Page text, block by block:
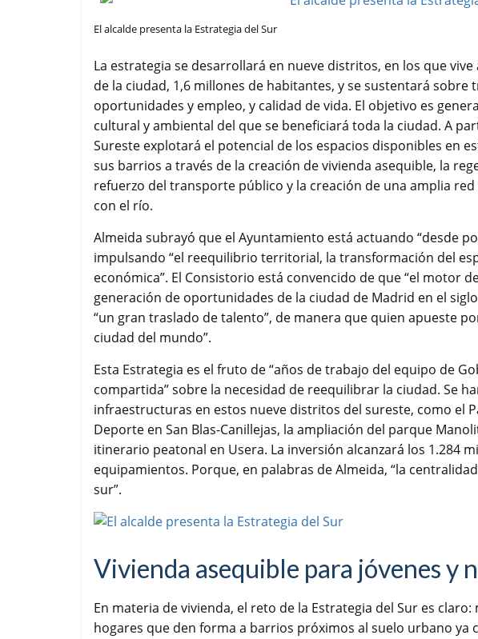
El alcalde presenta la Estrategia del Sur
La estrategia se desarrollará en nueve distritos, en los que
de la ciudad, 1,6 millones de habitantes, y se sustentará sobre
oportunidades y empleo, y calidad de vida. El objetivo es
cultural y ambiental del que se beneficiará toda la ciudad. A
Sureste explotará el potencial de los espacios disponibles en
sus barrios a través de la creación de vivienda asequible, la
refuerzo del transporte público y la creación de una amplia
con el río.
Almeida subrayó que el Ayuntamiento está actuando “desde
impulsando “el reequilibrio territorial, la transformación del
económica”. El Consistorio está convencido de que “el motor
generación de oportunidades de la ciudad de Madrid en el
“un gran traslado de talento”, de manera que quien apueste
ciudad del mundo”.
Esta Estrategia es el fruto de “años de trabajo del equipo de
compartida” sobre la necesidad de reequilibrar la ciudad. Se
infraestructuras en estos nueve distritos del sureste, como el
Deporte en San Blas-Canillejas, la ampliación del parque
itinerario peatonal en Usera. La inversión alcanzará los 1.284
equipamientos. Porque, en palabras de Almeida, “la
sur”.
Vivienda asequible para jóvenes y
En materia de vivienda, el reto de la Estrategia del Sur es
hogares que den forma a barrios próximos al suelo urbano ya